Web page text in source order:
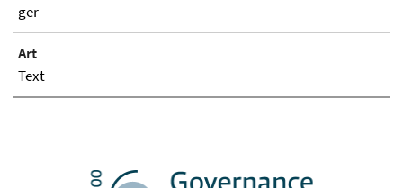
ger
Art
Text